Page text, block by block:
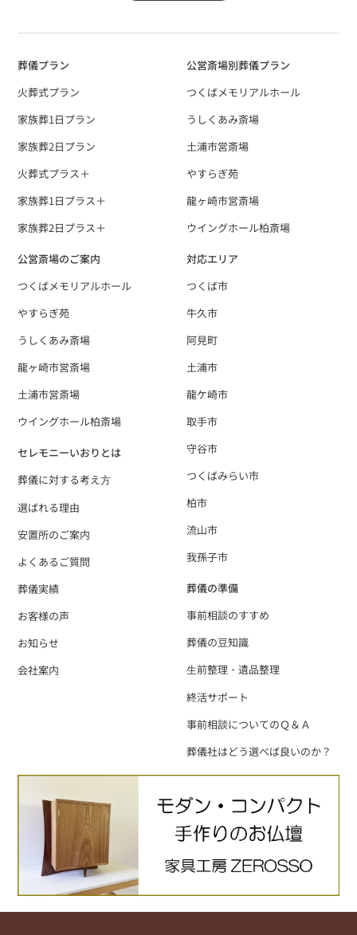
葬儀プラン
火葬式プラン
家族葬1日プラン
家族葬2日プラン
火葬式プラス＋
家族葬1日プラス＋
家族葬2日プラス＋
公営斎場別葬儀プラン
つくばメモリアルホール
うしくあみ斎場
土浦市営斎場
やすらぎ苑
龍ヶ崎市営斎場
ウイングホール柏斎場
公営斎場のご案内
つくばメモリアルホール
やすらぎ苑
うしくあみ斎場
龍ヶ崎市営斎場
土浦市営斎場
ウイングホール柏斎場
対応エリア
つくば市
牛久市
阿見町
土浦市
龍ケ崎市
取手市
守谷市
つくばみらい市
柏市
流山市
我孫子市
セレモニーいおりとは
葬儀に対する考え⽅
選ばれる理由
安置所のご案内
よくあるご質問
葬儀実績
お客様の声
お知らせ
会社案内
葬儀の準備
事前相談のすすめ
葬儀の豆知識
⽣前整理・遺品整理
終活サポート
事前相談についてのＱ＆Ａ
葬儀社はどう選べば良いのか？